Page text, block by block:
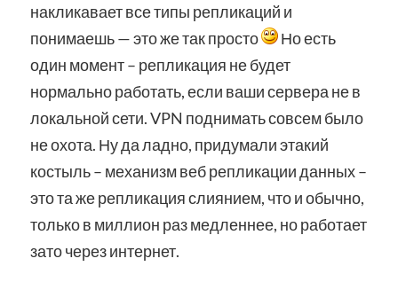
накликавает все типы репликаций и
понимаешь — это же так просто
Но есть
один момент – репликация не будет
нормально работать, если ваши сервера не в
локальной сети. VPN поднимать совсем было
не охота. Ну да ладно, придумали этакий
костыль – механизм веб репликации данных –
это та же репликация слиянием, что и обычно,
только в миллион раз медленнее, но работает
зато через интернет.